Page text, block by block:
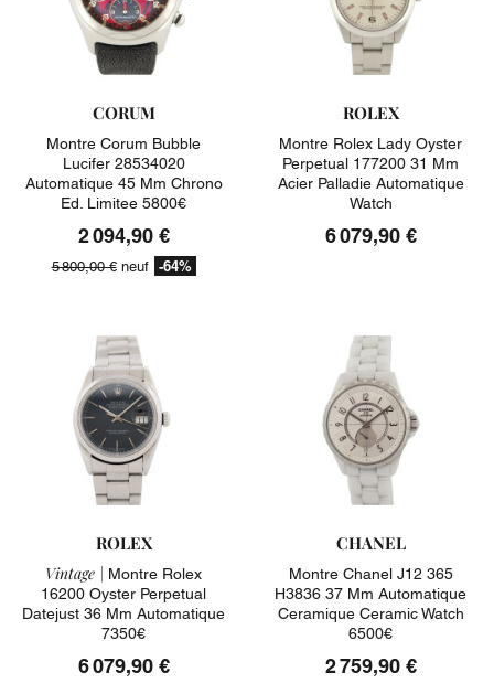
CORUM
Montre Corum Bubble
Lucifer 28534020
Automatique 45 Mm Chrono
Ed. Limitee 5800€
2 094,90 €
5 800,00 €neuf -64%
ROLEX
Montre Rolex Lady Oyster
Perpetual 177200 31 Mm
Acier Palladie Automatique
Watch
6 079,90 €
ROLEX
Vintage | Montre Rolex
16200 Oyster Perpetual
Datejust 36 Mm Automatique
7350€
6 079,90 €
CHANEL
Montre Chanel J12 365
H3836 37 Mm Automatique
Ceramique Ceramic Watch
6500€
2 759,90 €